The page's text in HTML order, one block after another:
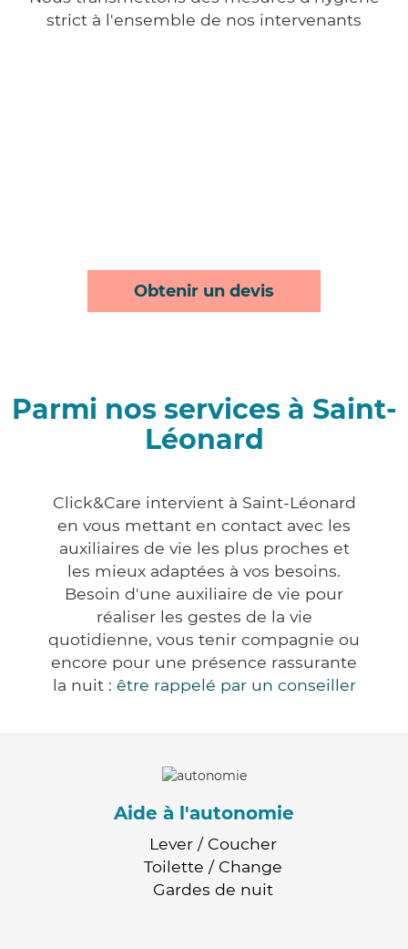
strict à l'ensemble de nos intervenants
Obtenir un devis
Parmi nos services à Saint-
Léonard
Click&Care intervient à Saint-Léonard
en vous mettant en contact avec les
auxiliaires de vie les plus proches et
les mieux adaptées à vos besoins.
Besoin d'une auxiliaire de vie pour
réaliser les gestes de la vie
quotidienne, vous tenir compagnie ou
encore pour une présence rassurante
la nuit : être rappelé par un conseiller
Aide à l'autonomie
Lever / Coucher
Toilette / Change
Gardes de nuit